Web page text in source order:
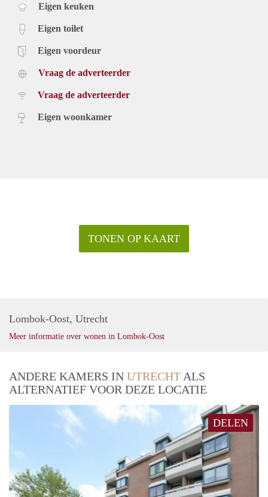
Eigen keuken
Eigen toilet
Eigen voordeur
Vraag de adverteerder
Vraag de adverteerder
Eigen woonkamer
TONEN OP KAART
Lombok-Oost, Utrecht
Meer informatie over wonen in Lombok-Oost
ANDERE KAMERS IN UTRECHT ALS
ALTERNATIEF VOOR DEZE LOCATIE
DELEN